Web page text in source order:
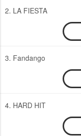
2. LA FIESTA
3. Fandango
4. HARD HIT